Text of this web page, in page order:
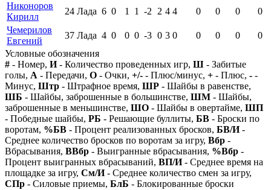
Никоноров
Кирилл
24 Лада 6 0 1 1 -2 2 4 4 0 0 0
0
Чемерилов
Евгений
37 Лада 4 0 0 0 -3 0 3 0 0 0 0
0
Условные обозначения
# - Номер, И- Количество проведенных игр, Ш - Забитые
голы, А - Передачи, О - Очки, +/- - Плюс/минус, + - Плюс, - -
Минус, Штр - Штрафное время, ШР - Шайбы в равенстве,
ШБ - Шайбы, заброшенные в большинстве, ШМ - Шайбы,
заброшенные в меньшинстве, ШО - Шайбы в овертайме, ШП
- Победные шайбы, РБ - Решающие буллиты, БВ - Броски по
воротам, %БВ - Процент реализованных бросков, БВ/И-
Среднее количество бросков по воротам за игру, Вбр -
Вбрасывания, ВВбр - Выигранные вбрасывания, %Вбр -
Процент выигранных вбрасываний, ВП/И- Среднее время на
площадке за игру, См/И- Среднее количество смен за игру,
СПр - Силовые приемы, БлБ - Блокированные броски